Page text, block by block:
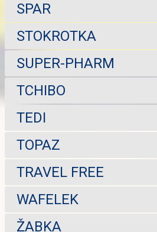
SPAR
STOKROTKA
SUPER-PHARM
TCHIBO
TEDI
TOPAZ
TRAVEL FREE
WAFELEK
ŽABKA